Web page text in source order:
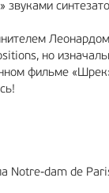
но
фильме
Notre-dam de